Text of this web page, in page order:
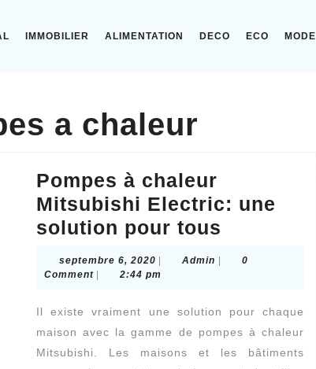
IMMOBILIER ALIMENTATION DECO ECO MODE
a chaleur
Pompes à chaleur
Mitsubishi Electric: une
solution pour tous
Electric:
une
septembre 6, 2020 septembre
6,
Admin Admin
0
Comment
2:44 pm
Il existe vraiment une solution pour chaque
maison avec la gamme de pompes à chaleur
Mitsubishi. Les maisons et les bâtiments